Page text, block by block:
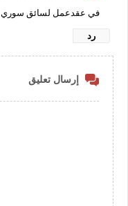
في عقدعمل لسائق سوري
رد
إرسال تعليق